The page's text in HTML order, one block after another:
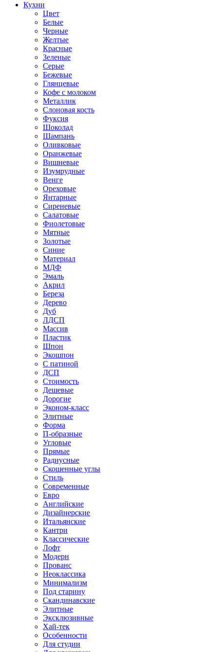
Кухни
Цвет
Белые
Черные
Желтые
Красные
Зеленые
Серые
Бежевые
Глянцевые
Кофе с молоком
Металлик
Слоновая кость
Фуксия
Шоколад
Шампань
Оливковые
Оранжевые
Вишневые
Изумрудные
Венге
Ореховые
Янтарные
Сиреневые
Салатовые
Фиолетовые
Мятные
Золотые
Синие
Материал
МДФ
Эмаль
Акрил
Береза
Дерево
Дуб
ЛДСП
Массив
Пластик
Шпон
Экошпон
С патиной
ДСП
Стоимость
Дешевые
Дорогие
Эконом-класс
Элитные
Форма
П-образные
Угловые
Прямые
Радиусные
Скошенные углы
Стиль
Современные
Евро
Английские
Дизайнерские
Итальянские
Кантри
Классические
Лофт
Модерн
Прованс
Неоклассика
Минимализм
Под старину
Скандинавские
Элитные
Эксклюзивные
Хай-тек
Особенности
Для студии